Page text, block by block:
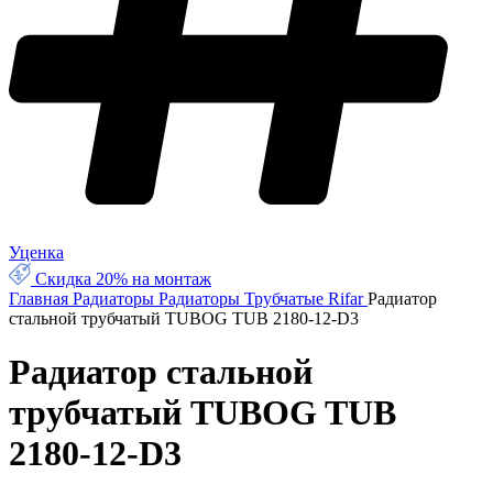
Уценка
Скидка 20% на монтаж
Главная Радиаторы Радиаторы Трубчатые RifarРадиатор
стальной трубчатый TUBOG TUB 2180-12-D3
Радиатор стальной
трубчатый TUBOG TUB
2180-12-D3